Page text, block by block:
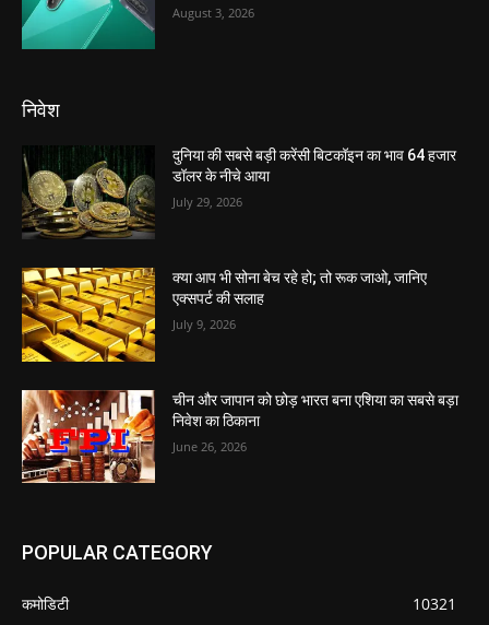
August 3, 2026
निवेश
दुनिया की सबसे बड़ी करेंसी बिटकॉइन का भाव 64 हजार
डॉलर के नीचे आया
July 29, 2026
क्या आप भी सोना बेच रहे हो; तो रूक जाओ, जानिए
एक्सपर्ट की सलाह
July 9, 2026
चीन और जापान को छोड़ भारत बना एशिया का सबसे बड़ा
निवेश का ठिकाना
June 26, 2026
POPULAR CATEGORY
कमोडिटी
10321